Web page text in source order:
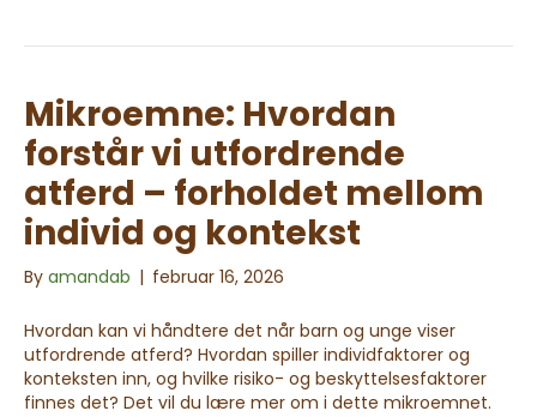
Mikroemne: Hvordan
forstår vi utfordrende
atferd – forholdet mellom
individ og kontekst
By amandab | februar 16, 2026
Hvordan kan vi håndtere det når barn og unge viser
utfordrende atferd? Hvordan spiller individfaktorer og
konteksten inn, og hvilke risiko- og beskyttelsesfaktorer
finnes det? Det vil du lære mer om i dette mikroemnet.